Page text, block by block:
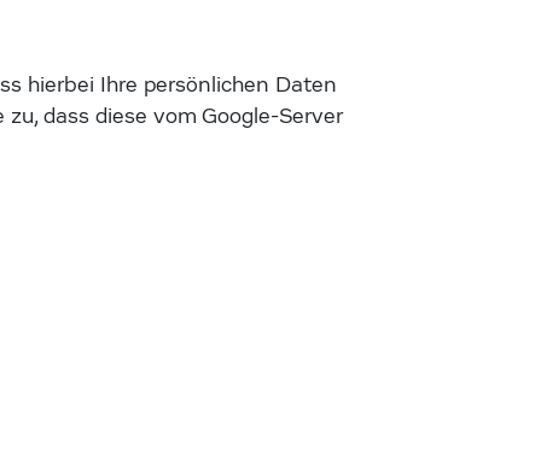
hierbei Ihre persönlichen Daten
dass diese vom Google-Server